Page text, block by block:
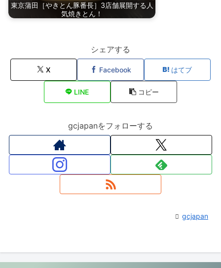
東京蒲田［やきとん豚番長］3店舗展開する人
気焼きとん！
シェアする
X Facebook はてブ
LINE コピー
gcjapanをフォローする
gcjapan